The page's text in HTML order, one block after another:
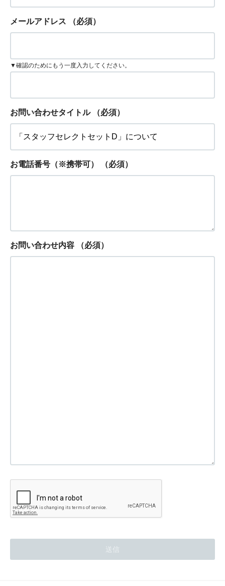
メールアドレス （必須）
▼確認のためにもう一度入力してください。
お問い合わせタイトル （必須）
お電話番号（※携帯可） （必須）
お問い合わせ内容 （必須）